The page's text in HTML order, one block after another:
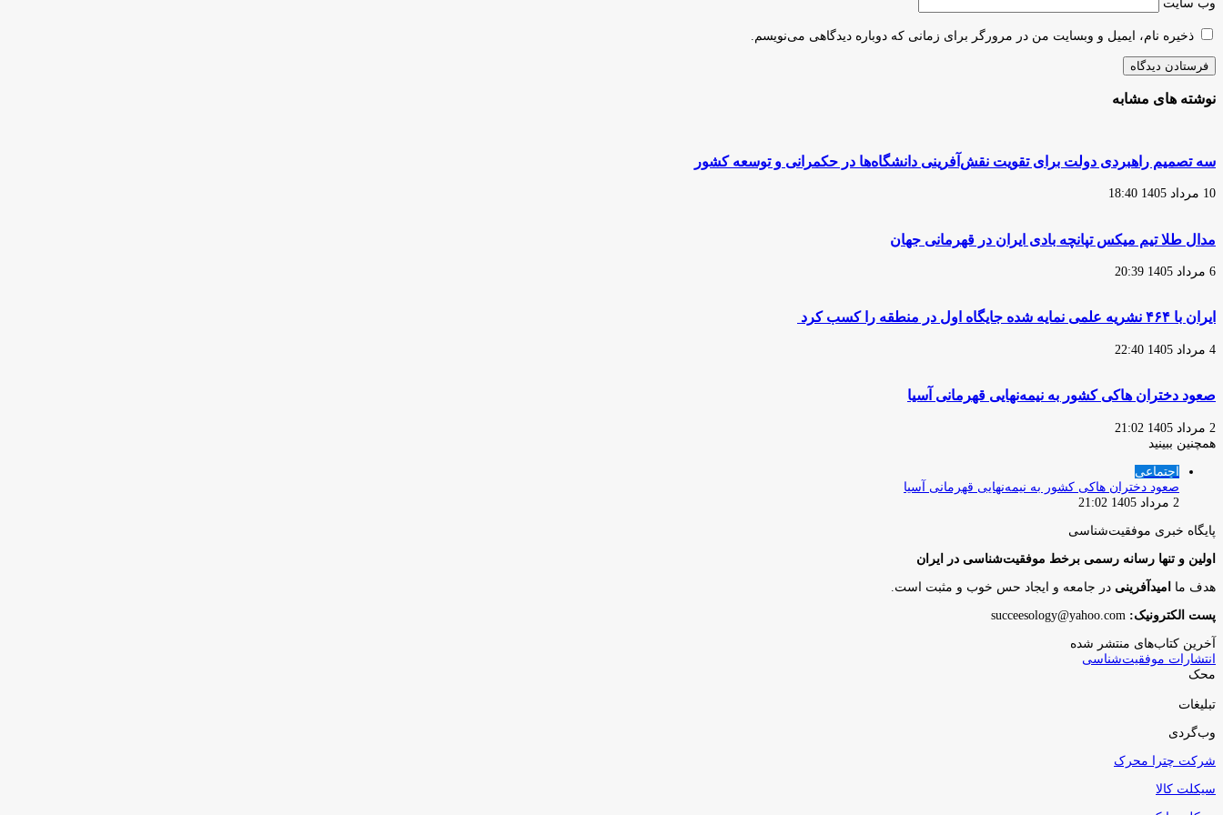
وب‌ سایت
ذخیره نام، ایمیل و وبسایت من در مرورگر برای زمانی که دوباره دیدگاهی می‌نویسم.
نوشته های مشابه
سه تصمیم راهبردی دولت برای تقویت نقش‌آفرینی دانشگاه‌ها در حکمرانی و توسعه کشور
10 مرداد 1405 18:40
مدال طلا تیم میکس تپانچه بادی ایران در قهرمانی جهان
6 مرداد 1405 20:39
ایران با ۴۶۴ نشریه علمی نمایه شده جایگاه اول در منطقه را کسب کرد
4 مرداد 1405 22:40
صعود دختران هاکی کشور به نیمه‌نهایی قهرمانی آسیا
2 مرداد 1405 21:02
همچنین ببینید
اجتماعی
صعود دختران هاکی کشور به نیمه‌نهایی قهرمانی آسیا
2 مرداد 1405 21:02
پایگاه‌ خبری موفقیت‌شناسی
اولین و تنها رسانه رسمی برخط موفقیت‌شناسی در ایران
هدف ما امیدآفرینی در جامعه و ایجاد حس خوب و مثبت است.
پست الکترونیک:
آخرین کتاب‌های منتشر شده
انتشارات موفقیت‌شناسی
محک
تبلیغات
وب‌گردی
شرکت چترا محرک
سیکلت کالا